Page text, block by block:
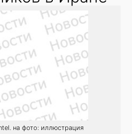
на фото: иллюстрация